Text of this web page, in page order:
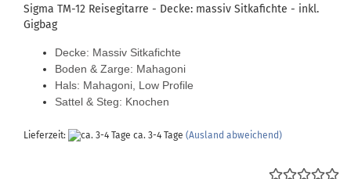
Sigma TM-12 Reisegitarre - Decke: massiv Sitkafichte - inkl.
Gigbag
Decke: Massiv Sitkafichte
Boden & Zarge: Mahagoni
Hals: Mahagoni, Low Profile
Sattel & Steg: Knochen
Lieferzeit: ca. 3-4 Tage (Ausland abweichend)